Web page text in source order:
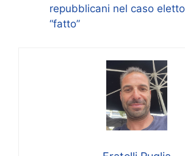
repubblicani nel caso
“fatto”